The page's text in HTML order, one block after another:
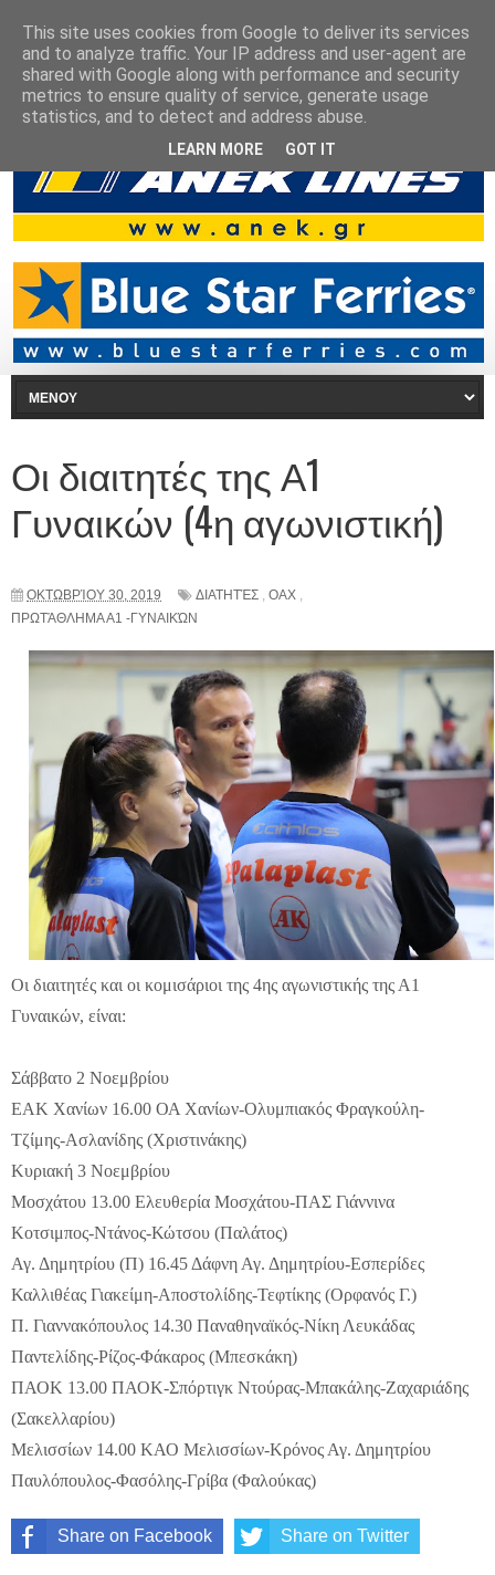
Οι διαιτητές της Α1
Γυναικών (4η αγωνιστική)
ΟΚΤΩΒΡΊΟΥ 30, 2019 ΔΙΑΤΗΤΈΣ , ΟΑΧ ,
ΠΡΩΤΆΘΛΗΜΑ Α1 -ΓΥΝΑΙΚΏΝ
Οι διαιτητές και οι κομισάριοι της 4ης αγωνιστικής της Α1
Γυναικών, είναι:
Σάββατο 2 Νοεμβρίου
ΕΑΚ Χανίων 16.00 ΟΑ Χανίων-Ολυμπιακός Φραγκούλη-
Τζίμης-Ασλανίδης (Χριστινάκης)
Κυριακή 3 Νοεμβρίου
Μοσχάτου 13.00 Ελευθερία Μοσχάτου-ΠΑΣ Γιάννινα
Κοτσιμπος-Ντάνος-Κώτσου (Παλάτος)
Αγ. Δημητρίου (Π) 16.45 Δάφνη Αγ. Δημητρίου-Εσπερίδες
Καλλιθέας Γιακείμη-Αποστολίδης-Τεφτίκης (Ορφανός Γ.)
Π. Γιαννακόπουλος 14.30 Παναθηναϊκός-Νίκη Λευκάδας
Παντελίδης-Ρίζος-Φάκαρος (Μπεσκάκη)
ΠΑΟΚ 13.00 ΠΑΟΚ-Σπόρτιγκ Ντούρας-Μπακάλης-Ζαχαριάδης
(Σακελλαρίου)
Μελισσίων 14.00 ΚΑΟ Μελισσίων-Κρόνος Αγ. Δημητρίου
Παυλόπουλος-Φασόλης-Γρίβα (Φαλούκας)
Share on Facebook Share on Twitter
This site uses cookies from Google to deliver its services
and to analyze traffic. Your IP address and user-agent are
shared with Google along with performance and security
metrics to ensure quality of service, generate usage
statistics, and to detect and address abuse.
LEARN MORE GOT IT